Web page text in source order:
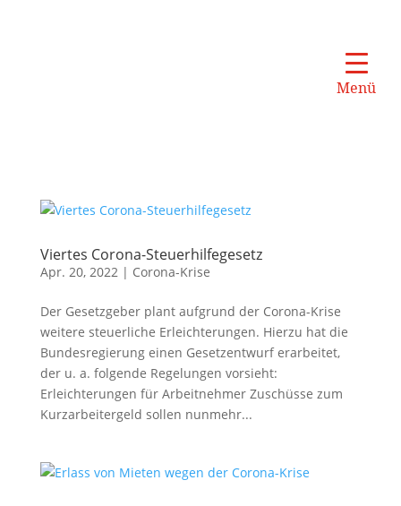
Viertes Corona-Steuerhilfegesetz
Apr. 20, 2022| Corona-Krise
Der Gesetzgeber plant aufgrund der Corona-Krise
weitere steuerliche Erleichterungen. Hierzu hat die
Bundesregierung einen Gesetzentwurf erarbeitet,
der u. a. folgende Regelungen vorsieht:
Erleichterungen für Arbeitnehmer Zuschüsse zum
Kurzarbeitergeld sollen nunmehr...
Menü